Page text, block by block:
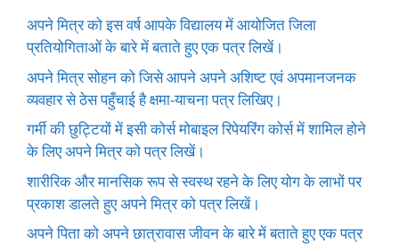
अपने मित्र को इस वर्ष आपके विद्यालय में आयोजित जिला
प्रतियोगिताओं के बारे में बताते हुए एक पत्र लिखें।
अपने मित्र सोहन को जिसे आपने अपने अशिष्ट एवं अपमानजनक
व्यवहार से ठेस पहुँचाई है क्षमा-याचना पत्र लिखिए।
गर्मी की छुट्टियों में इसी कोर्स मोबाइल रिपेयरिंग कोर्स में शामिल होने
के लिए अपने मित्र को पत्र लिखें।
शारीरिक और मानसिक रूप से स्वस्थ रहने के लिए योग के लाभों पर
प्रकाश डालते हुए अपने मित्र को पत्र लिखें।
अपने पिता को अपने छात्रावास जीवन के बारे में बताते हुए एक पत्र